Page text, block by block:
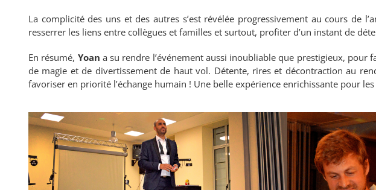
La complicité des uns et des autres s’est révélée progressivement au cours de
resserrer les liens entre collègues et familles et surtout, profiter d’un instant de
En résumé, Yoan a su rendre l’événement aussi inoubliable que prestigieux, pour
de magie et de divertissement de haut vol. Détente, rires et décontraction au
favoriser en priorité l’échange humain ! Une belle expérience enrichissante pour